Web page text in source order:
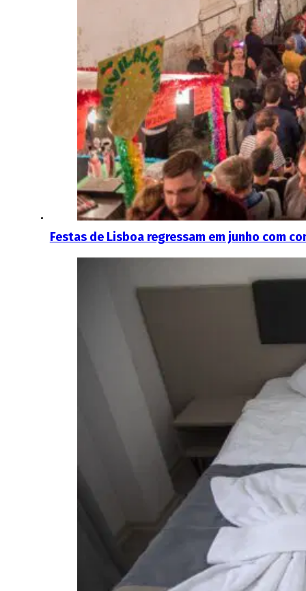
Festas de Lisboa regressam em junho com